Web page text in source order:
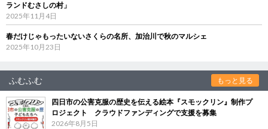
ランドむさしの村」
2025年11月4日
春だけじゃもったいないさくらの名所、加治川で秋のマルシェ
2025年10月23日
ふむふむ もっと見る
四日市の公害克服の歴史を伝える絵本『スモックリン』制作プ
ロジェクト クラウドファンディングで支援を募集
2026年8月5日